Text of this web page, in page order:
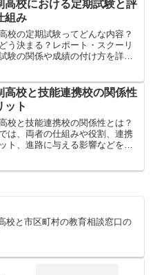
高校における定期試験と評
組み
校の定期試験ってどんな内容？
う決まる？レポート・スクーリ
験の関係や成績の付け方を詳し
高校と技能連携校の関係性
ット
校と技能連携校の関係性とは？
は、両者の仕組みや役割、連携
ト、進路に与える影響などをわ
校と市区町村の教育相談窓口の